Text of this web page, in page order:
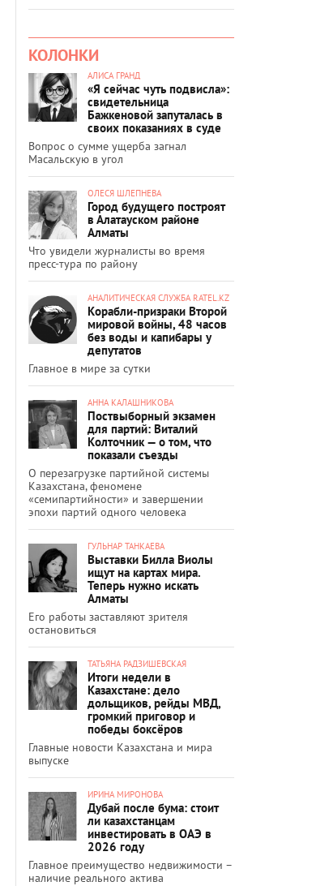
КОЛОНКИ
АЛИСА ГРАНД
«Я сейчас чуть подвисла»:
свидетельница
Бажкеновой запуталась в
своих показаниях в суде
Вопрос о сумме ущерба загнал
Масальскую в угол
ОЛЕСЯ ШЛЕПНЕВА
Город будущего построят
в Алатауском районе
Алматы
Что увидели журналисты во время
пресс-тура по району
АНАЛИТИЧЕСКАЯ СЛУЖБА RATEL.KZ
Корабли-призраки Второй
мировой войны, 48 часов
без воды и капибары у
депутатов
Главное в мире за сутки
АННА КАЛАШНИКОВА
Поствыборный экзамен
для партий: Виталий
Колточник — о том, что
показали съезды
О перезагрузке партийной системы
Казахстана, феномене
«семипартийности» и завершении
эпохи партий одного человека
ГУЛЬНАР ТАНКАЕВА
Выставки Билла Виолы
ищут на картах мира.
Теперь нужно искать
Алматы
Его работы заставляют зрителя
остановиться
ТАТЬЯНА РАДЗИШЕВСКАЯ
Итоги недели в
Казахстане: дело
дольщиков, рейды МВД,
громкий приговор и
победы боксёров
Главные новости Казахстана и мира
выпуске
ИРИНА МИРОНОВА
Дубай после бума: стоит
ли казахстанцам
инвестировать в ОАЭ в
2026 году
Главное преимущество недвижимости –
наличие реального актива